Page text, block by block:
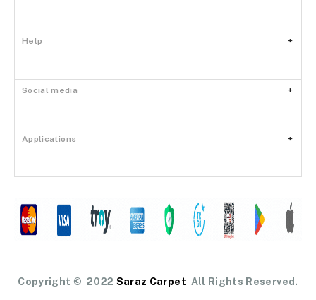
Help
Social media
Applications
Copyright © 2022 Saraz Carpet All Rights Reserved.